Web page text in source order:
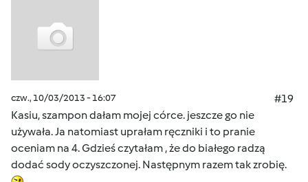
czw., 10/03/2013 - 16:07
#19
Kasiu, szampon dałam mojej córce. jeszcze go nie
używała. Ja natomiast uprałam ręczniki i to pranie
oceniam na 4. Gdzieś czytałam , że do białego radzą
dodać sody oczyszczonej. Następnym razem tak zrobię.